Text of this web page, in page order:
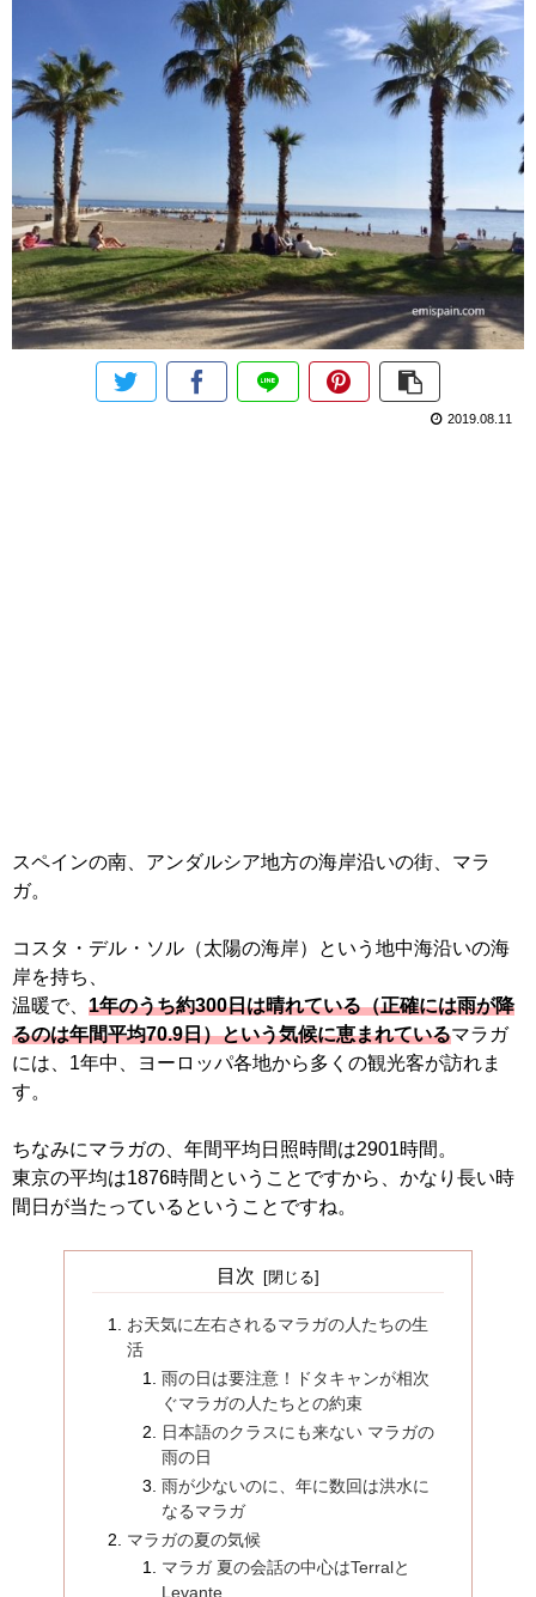
2019.08.11
スペインの南、アンダルシア地方の海岸沿いの街、マラ
ガ。
コスタ・デル・ソル（太陽の海岸）という地中海沿いの海
岸を持ち、
温暖で、 1年のうち約300日は晴れている（正確には雨が降
るのは年間平均70.9日）という気候に恵まれているマラガ
には、1年中、ヨーロッパ各地から多くの観光客が訪れま
す。
ちなみにマラガの、年間平均日照時間は2901時間。
東京の平均は1876時間ということですから、かなり長い時
間日が当たっているということですね。
目次
お天気に左右されるマラガの人たちの生
活
雨の日は要注意！ドタキャンが相次
ぐマラガの人たちとの約束
日本語のクラスにも来ない マラガの
雨の日
雨が少ないのに、年に数回は洪水に
なるマラガ
マラガの夏の気候
マラガ 夏の会話の中心はTerralと
Levante